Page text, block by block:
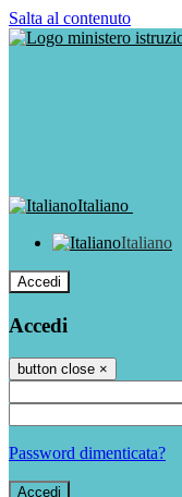
Salta al contenuto
Italiano
Italiano
Accedi
Accedi
button close ×
Password dimenticata?